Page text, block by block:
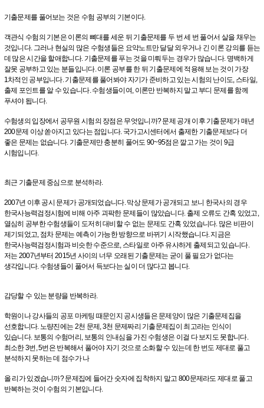
기출문제를 풀어보는 것은 수험 공부의 기본이다.
객관식 수험의 기본은 이론의 뼈대를 세운 뒤 기출문제를 두 번 세 번 풀어서 살을 채우는
것입니다. 그러나 현실의 많은 수험생들은 요약노트만 달달 외우거나 긴 이론 강의를 듣는
데 많은 시간을 할애합니다. 기출문제를 푸는 것을 미뤄두는 경우가 많습니다. 명백하게
잘못 공부하고 있는 분들입니다. 이론 공부를 한 뒤 기출문제에 적용해 보는 것이 가장
1차적인 공부입니다. 기출문제를 풀어봐야 자기가 준비하고 있는 시험의 난이도, 스타일,
출제 포인트를 알 수 있습니다. 수험생들이여, 이론만 반복하지 말고 부디 문제를 함께
푸셔야 됩니다.
수험생의 입장에서 공무원 시험의 장점은 무엇입니까? 문제 공개 이후 기출문제가 매년
200문제 이상 쏟아지고 있다는 점입니다. 국가고시센터에서 출제한 기출문제보다 더
좋은 문제는 없습니다. 기출문제만 충분히 풀어도 90~95점은 깔고 가는 것이 9급
시험입니다.
최근 기출문제 중심으로 분석하라.
2007년 이후 공시 문제가 공개되었습니다. 막상 문제가 공개되고 보니 한국사의 경우
한국사능력검정시험에 비해 아주 괴팍한 문제들이 많았습니다. 출제 오류도 간혹 있었고,
열심히 공부한 수험생들이 도저히 대비할 수 없는 문제도 간혹 있었습니다. 많은 비판이
제기되었고, 점차 문제는 예측이 가능한 방향으로 바뀌기 시작했습니다. 지금은
한국사능력검정시험과 비슷한 수준으로, 스타일로 아주 유사하게 출제되고 있습니다.
저는 2007년부터 2015년 사이의 너무 오래된 기출문제는 굳이 풀 필요가 없다는
생각입니다. 수험생들이 풀어서 득보다는 실이 더 많다고 봅니다.
감당할 수 있는 분량을 반복하라.
학원이나 강사들의 공포 마케팅 때문인지 공시생들은 문제양이 많은 기출문제집을
선호합니다. 노량진에는 2천 문제, 3천 문제짜리 기출문제집이 최고라는 인식이
있습니다. 보통의 수험머리, 보통의 인내심을 가진 수험생은 이걸 다 보지도 못합니다.
최소한 3번, 5번은 반복해서 풀어야 자기 것으로 소화할 수 있는데 한 번도 제대로 풀고
분석하지 못하는 데 점수가 나
올 리가 있겠습니까? 문제집에 들어간 숫자에 집착하지 말고 800문제라도 제대로 풀고
반복하는 것이 수험의 기본입니다.